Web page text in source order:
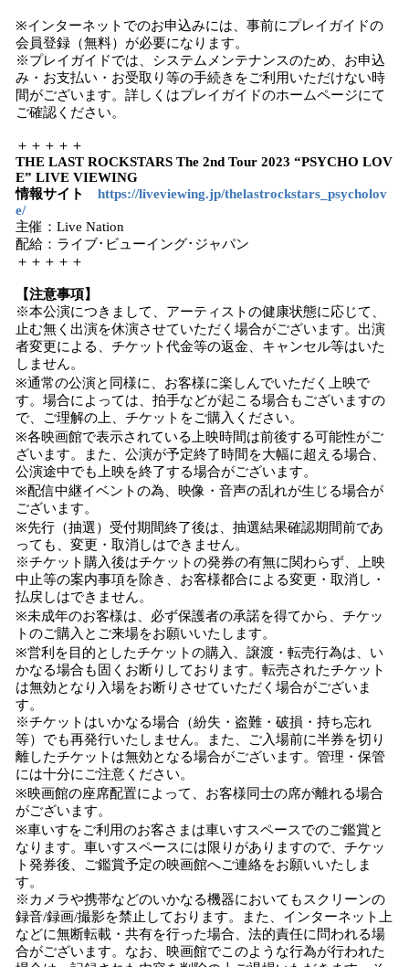
※インターネットでのお申込みには、事前にプレイガイドの
会員登録（無料）が必要になります。
※プレイガイドでは、システムメンテナンスのため、お申込
み・お支払い・お受取り等の手続きをご利用いただけない時
間がございます。詳しくはプレイガイドのホームページにて
ご確認ください。
＋＋＋＋＋
THE LAST ROCKSTARS The 2nd Tour 2023 “PSYCHO LOV
E” LIVE VIEWING
情報サイト https://liveviewing.jp/thelastrockstars_psycholov
e/
主催：Live Nation
配給：ライブ･ビューイング･ジャパン
＋＋＋＋＋
【注意事項】
※本公演につきまして、アーティストの健康状態に応じて、
止む無く出演を休演させていただく場合がございます。出演
者変更による、チケット代金等の返金、キャンセル等はいた
しません。
※通常の公演と同様に、お客様に楽しんでいただく上映で
す。場合によっては、拍手などが起こる場合もございますの
で、ご理解の上、チケットをご購入ください。
※各映画館で表示されている上映時間は前後する可能性がご
ざいます。また、公演が予定終了時間を大幅に超える場合、
公演途中でも上映を終了する場合がございます。
※配信中継イベントの為、映像・音声の乱れが生じる場合が
ございます。
※先行（抽選）受付期間終了後は、抽選結果確認期間前であ
っても、変更・取消しはできません。
※チケット購入後はチケットの発券の有無に関わらず、上映
中止等の案内事項を除き、お客様都合による変更・取消し・
払戻しはできません。
※未成年のお客様は、必ず保護者の承諾を得てから、チケッ
トのご購入とご来場をお願いいたします。
※営利を目的としたチケットの購入、譲渡・転売行為は、い
かなる場合も固くお断りしております。転売されたチケット
は無効となり入場をお断りさせていただく場合がございま
す。
※チケットはいかなる場合（紛失・盗難・破損・持ち忘れ
等）でも再発行いたしません。また、ご入場前に半券を切り
離したチケットは無効となる場合がございます。管理・保管
には十分にご注意ください。
※映画館の座席配置によって、お客様同士の席が離れる場合
がございます。
※車いすをご利用のお客さまは車いすスペースでのご鑑賞と
なります。車いすスペースには限りがありますので、チケッ
ト発券後、ご鑑賞予定の映画館へご連絡をお願いいたしま
す。
※カメラや携帯などのいかなる機器においてもスクリーンの
録音/録画/撮影を禁止しております。また、インターネット上
などに無断転載・共有を行った場合、法的責任に問われる場
合がございます。なお、映画館でこのような行為が行われた